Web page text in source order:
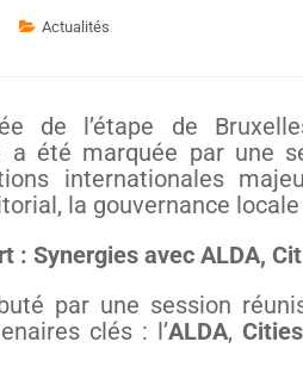
Actualités
de l’étape de
a été marquée par une
internationales
la gouvernance
: Synergies avec ALDA,
par une session
clés : l’ALDA,